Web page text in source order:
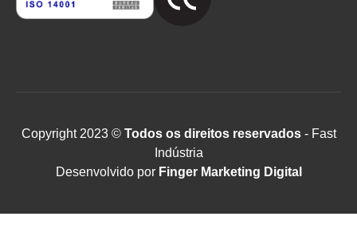
Copyright 2023 ©Todos os direitos reservados- Fast
Indústria
Desenvolvido por Finger Marketing Digital